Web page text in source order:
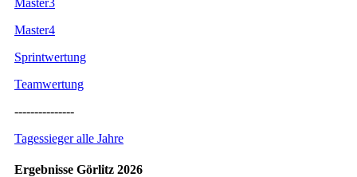
Master4
Sprintwertung
Teamwertung
---------------
Tagessieger alle Jahre
Ergebnisse Görlitz 2026